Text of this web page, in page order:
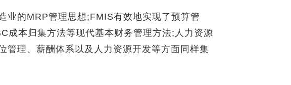
的MRP管理思想;FMIS有效地实现了预算管
成本归集方法等现代基本财务管理方法;人力资源
管理、薪酬体系以及人力资源开发等方面同样集